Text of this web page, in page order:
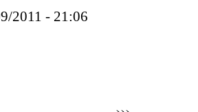
2011 - 21:06